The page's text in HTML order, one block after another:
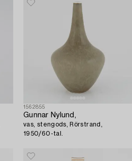
1562855
Gunnar Nylund,
vas, stengods, Rörstrand,
1950/60-tal.